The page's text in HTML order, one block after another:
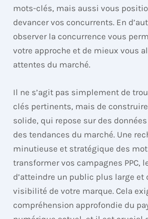
mots-clés, mais aussi vous
devancer vos concurrents. En
observer la concurrence vous
votre approche et de mieux vous
attentes du marché.
Il ne s’agit pas simplement de
clés pertinents, mais de
solide, qui repose sur des
des tendances du marché. Une
minutieuse et stratégique des
transformer vos campagnes PPC,
d’atteindre un public plus large et
visibilité de votre marque. Cela
compréhension approfondie du